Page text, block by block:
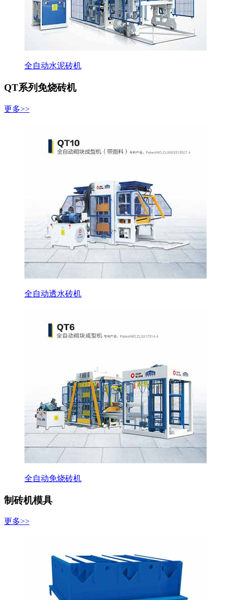
全自动水泥砖机
QT系列免烧砖机
更多>>
全自动透水砖机
全自动免烧砖机
制砖机模具
更多>>